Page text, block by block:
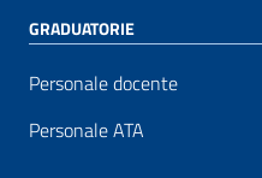
GRADUATORIE
Personale docente
Personale ATA